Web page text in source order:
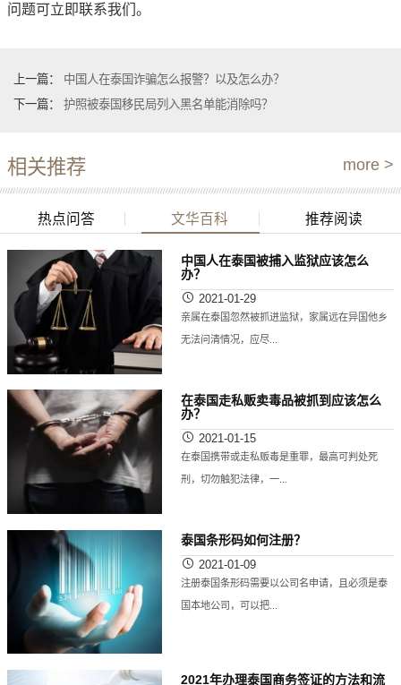
问题可立即联系我们。
上一篇：
中国人在泰国诈骗怎么报警？以及怎么办？
下一篇：
护照被泰国移民局列入黑名单能消除吗？
相关推荐 more >
热点问答 文华百科 推荐阅读
中国人在泰国被捕入监狱应该怎么
办？
2021-01-29
亲属在泰国忽然被抓进监狱，家属远在异国他乡
无法问清情况，应尽...
在泰国走私贩卖毒品被抓到应该怎么
办？
2021-01-15
在泰国携带或走私贩毒是重罪，最高可判处死
刑，切勿触犯法律，一...
泰国条形码如何注册？
2021-01-09
注册泰国条形码需要以公司名申请，且必须是泰
国本地公司，可以把...
2021年办理泰国商务签证的方法和流